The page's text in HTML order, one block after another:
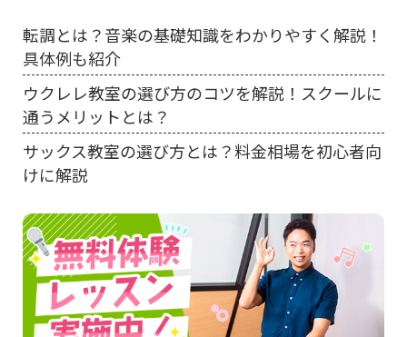
転調とは？音楽の基礎知識をわかりやすく解説！
具体例も紹介
ウクレレ教室の選び方のコツを解説！スクールに
通うメリットとは？
サックス教室の選び方とは？料金相場を初心者向
けに解説